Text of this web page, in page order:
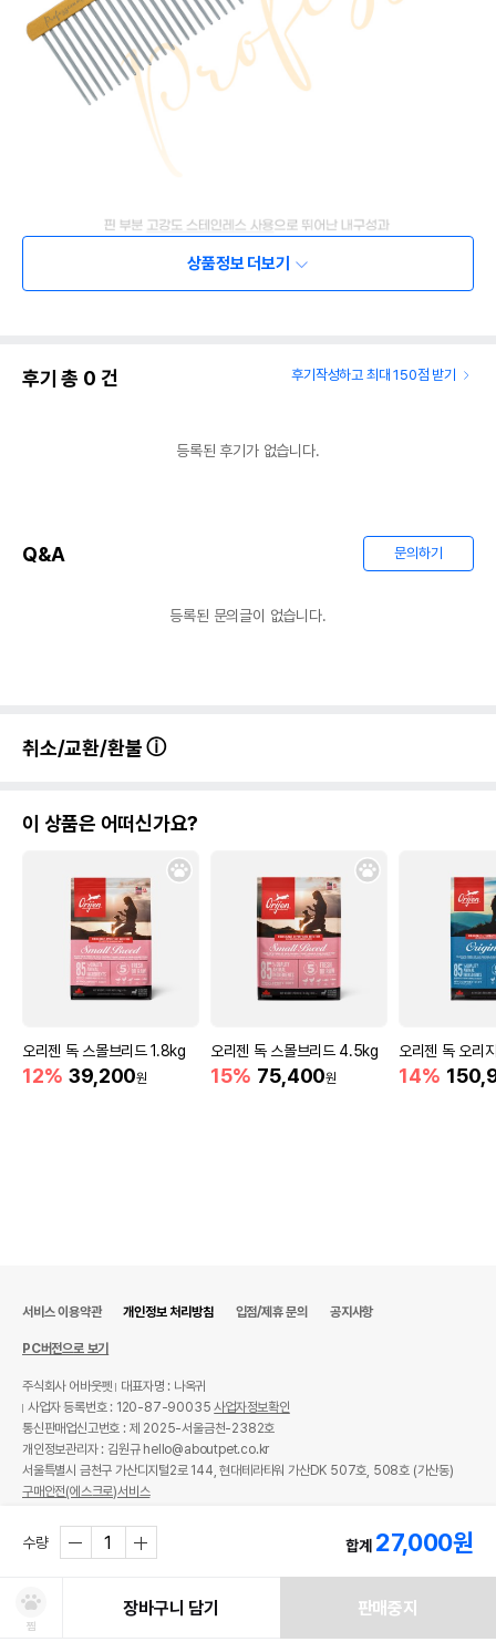
상품정보 더보기
후기 총 0 건 후기작성하고 최대 150점 받기
등록된 후기가 없습니다.
Q&A 문의하기
등록된 문의글이 없습니다.
취소/교환/환불
이 상품은 어떠신가요?
오리젠 독 스몰브리드 1.8kg
12% 39,200원
오리젠 독 스몰브리드 4.5kg
15% 75,400원
오리젠 독 오리
14%
수량 합계 27,000원
찜
장바구니 담기 판매중지
서비스 이용약관 개인정보 처리방침 입점/제휴 문의 공지사항
PC버전으로 보기
주식회사 어바웃펫
대표자명 : 나옥귀
사업자 등록번호 : 120-87-90035사업자정보확인
통신판매업신고번호 : 제 2025-서울금천-2382호
개인정보관리자 : 김원규 hello@aboutpet.co.kr
서울특별시 금천구 가산디지털2로 144, 현대테라타워 가산DK 507호, 508호 (가산동)
구매안전(에스크로)서비스